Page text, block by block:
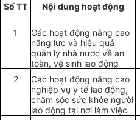
SốTT Nội dung hoạt động
1
Các hoạt động nâng cao
năng lực và hiệu quả
quản lý nhà nước về an
toàn, vệ sinh lao động
2
Các hoạt động nâng cao
nghiệp vụ y tế lao động,
chăm sóc sức khỏe người
lao động tại nơi làm việc